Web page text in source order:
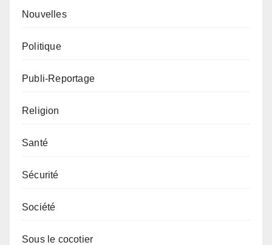
Nouvelles
Politique
Publi-Reportage
Religion
Santé
Sécurité
Société
Sous le cocotier